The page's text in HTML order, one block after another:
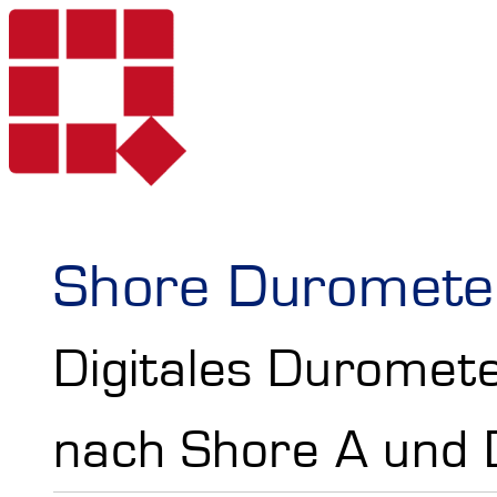
Shore
Digitales
nach Shore A und
Produkte
Härteprüfung
Dienstleistungen